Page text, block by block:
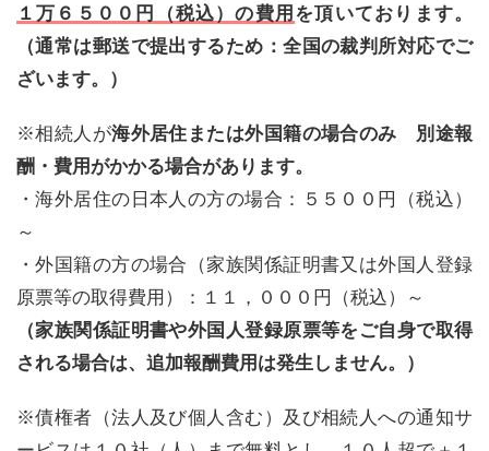
１万６５００円（税込）の費用 を頂いております。
（通常は郵送で提出するため：全国の裁判所対応でご
ざいます。）
※相続人が海外居住または外国籍の場合のみ 別途報
酬・費用がかかる場合があります。
・海外居住の日本人の方の場合：５５００円（税込）
～
・外国籍の方の場合（家族関係証明書又は外国人登録
原票等の取得費用）：１１，０００円（税込）～
（家族関係証明書や外国人登録原票等をご自身で取得
される場合は、追加報酬費用は発生しません。）
※債権者（法人及び個人含む）及び相続人への通知サ